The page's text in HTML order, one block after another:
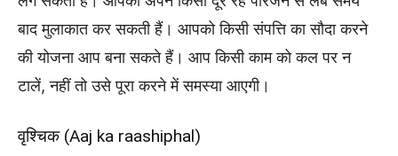
बाद मुलाकात कर सकती हैं। आपको किसी संपत्ति का सौदा करने
की योजना आप बना सकते हैं। आप किसी काम को कल पर न
टालें, नहीं तो उसे पूरा करने में समस्या आएगी।
वृश्चिक (Aaj ka raashiphal)